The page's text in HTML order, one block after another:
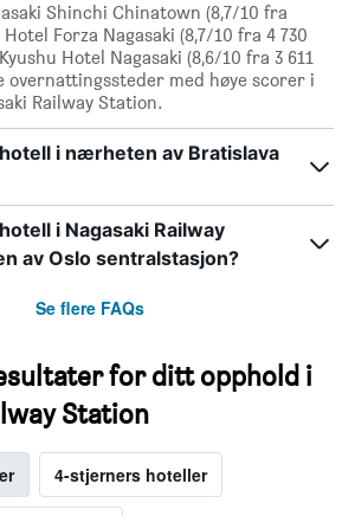
Shinchi Chinatown (8,7/10 fra
Forza Nagasaki (8,7/10 fra 4 730
Hotel Nagasaki (8,6/10 fra 3 611
overnattingssteder med høye scorer i
Railway Station.
i nærheten av Bratislava
i Nagasaki Railway
av Oslo sentralstasjon?
Se flere FAQs
for ditt opphold i
Station
4-stjerners hoteller